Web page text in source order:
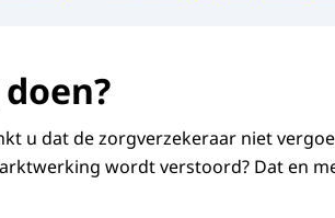
u dat de zorgverzekeraar niet
wordt verstoord? Dat en